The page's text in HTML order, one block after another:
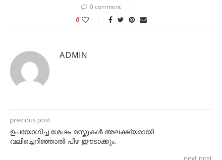
0 comment
0
ADMIN
previous post
ഉപയോഗിച്ച ശേഷം മസ്കുകൾ അലക്ഷ്യമായി
വലിച്ചെറിഞ്ഞാൽ പിഴ ഈടാക്കും.
next post